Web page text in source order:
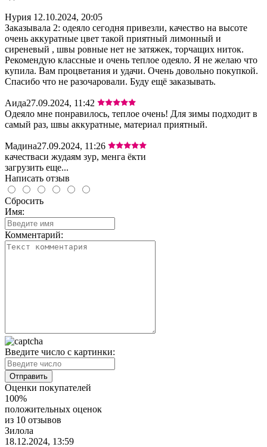
Нурия 12.10.2024, 20:05
Заказывала 2: одеяло сегодня привезли, качество на высоте
очень аккуратные цвет такой приятный лимонный и
сиреневый , швы ровные нет не затяжек, торчащих ниток.
Рекомендую классные и очень теплое одеяло. Я не желаю что
купила. Вам процветания и удачи. Очень довольно покупкой.
Спасибо что не разочаровали. Буду ещё заказывать.
Аида27.09.2024, 11:42
Одеяло мне понравилось, теплое очень! Для зимы подходит в
самый раз, швы аккуратные, материал приятный.
Мадина27.09.2024, 11:26
качестваси жудаям зур, менга ёкти
загрузить еще...
Написать отзыв
Сбросить
Имя:
Комментарий:
Введите число с картинки:
Оценки покупателей
100%
положительных оценок
из 10 отзывов
Зилола
18.12.2024, 13:59